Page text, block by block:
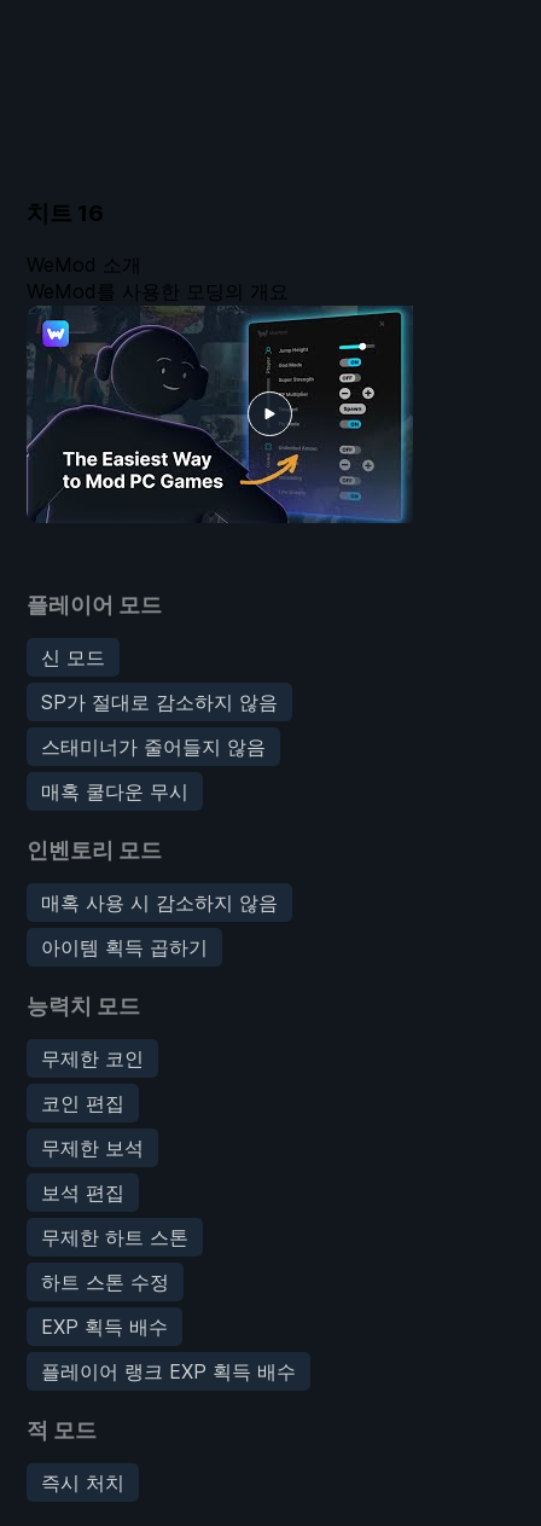
치트 16
플레이어 모드
신 모드
SP가 절대로 감소하지 않음
스태미너가 줄어들지 않음
매혹 쿨다운 무시
인벤토리 모드
매혹 사용 시 감소하지 않음
아이템 획득 곱하기
능력치 모드
무제한 코인
코인 편집
무제한 보석
보석 편집
무제한 하트 스톤
하트 스톤 수정
EXP 획득 배수
플레이어 랭크 EXP 획득 배수
적 모드
즉시 처치
WeMod 소개
WeMod를 사용한 모딩의 개요